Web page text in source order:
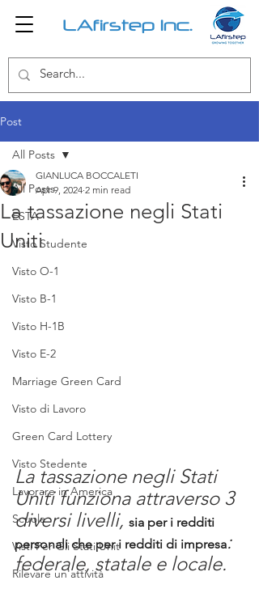
LAfirstep Inc.
Post
All Posts
ESTA
Visto Studente
Visto O-1
Visto B-1
Visto H-1B
Visto E-2
Marriage Green Card
Visto di Lavoro
Green Card Lottery
Visto Stedente
Lavorare in America
Scuola
Visti Per Gli Stati Unit
Rilevare un'attività
All Posts
La tassazione negli Stati
Uniti
GIANLUCA BOCCALETI
Apr 9, 2024 2 min read
La tassazione negli Stati
Uniti funziona attraverso 3
diversi livelli, sia per i redditi
personali che per i redditi di impresa:
federale, statale e locale.